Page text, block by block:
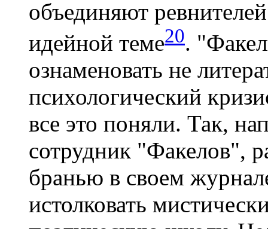
объединяют
идейной теме20.
ознаменовать не
психологический
все это поняли. Так,
сотрудник "Факелов",
бранью в своем
истолковать